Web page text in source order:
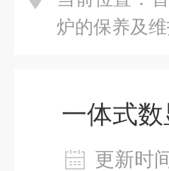
炉的保养及
一体式
更新